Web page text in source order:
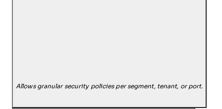
Allows granular security policies per segment, tenant, or port.